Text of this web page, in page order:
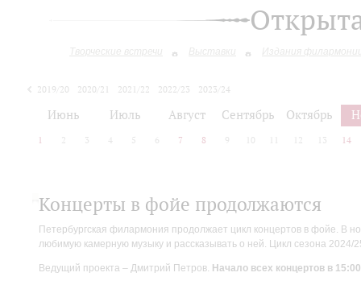
Творческие встречи Выставки Издания
2019/20 2020/21 2021/22 2022/23
2023/24
Июнь Июль Август Сентябрь Октябрь
1 2 3 4 5 6 7 8 9 10 12 13 14
Концерты в фойе продолжаются
Петербургская филармония продолжает цикл концертов в фойе. В
любимую камерную музыку и рассказывать о ней. Цикл сезона
Ведущий проекта – Дмитрий Петров. Начало всех концертов в